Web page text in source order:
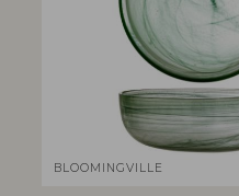
BLOOMINGVILLE